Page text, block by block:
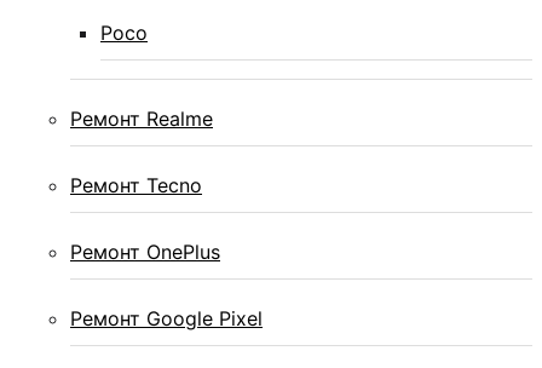
Poco
Ремонт Realme
Ремонт Tecno
Ремонт OnePlus
Ремонт Google Pixel